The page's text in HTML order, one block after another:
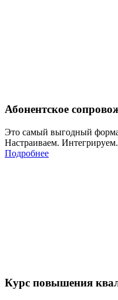
Абонентское
Это самый выгодный
Настраиваем. Интегрируем.
Подробнее
Курс повышения